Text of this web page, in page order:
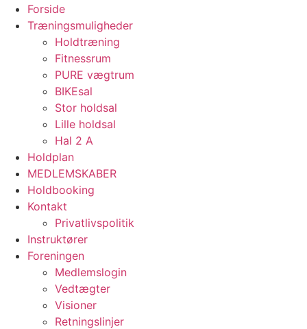
Forside
Træningsmuligheder
Holdtræning
Fitnessrum
PURE vægtrum
BIKEsal
Stor holdsal
Lille holdsal
Hal 2 A
Holdplan
MEDLEMSKABER
Holdbooking
Kontakt
Privatlivspolitik
Instruktører
Foreningen
Medlemslogin
Vedtægter
Visioner
Retningslinjer